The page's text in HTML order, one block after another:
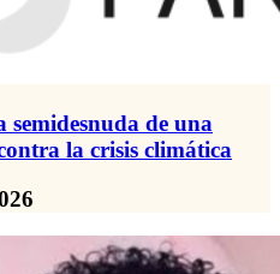
semidesnuda de una
la crisis climática